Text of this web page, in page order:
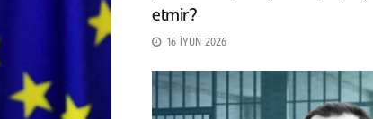
etmir?
16 İYUN 2026